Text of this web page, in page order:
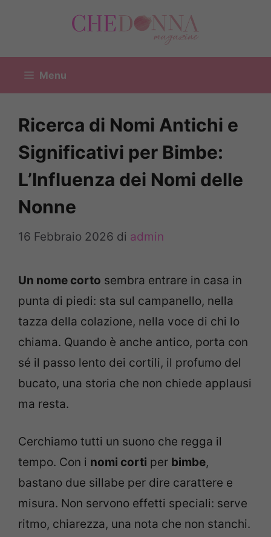
Menu
Ricerca di Nomi Antichi e
Significativi per Bimbe:
L’Influenza dei Nomi delle
Nonne
16 Febbraio 2026 di admin
Un nome corto sembra entrare in casa in
punta di piedi: sta sul campanello, nella
tazza della colazione, nella voce di chi lo
chiama. Quando è anche antico, porta con
sé il passo lento dei cortili, il profumo del
bucato, una storia che non chiede applausi
ma resta.
Cerchiamo tutti un suono che regga il
tempo. Con i nomi corti per bimbe,
bastano due sillabe per dire carattere e
misura. Non servono effetti speciali: serve
ritmo, chiarezza, una nota che non stanchi.